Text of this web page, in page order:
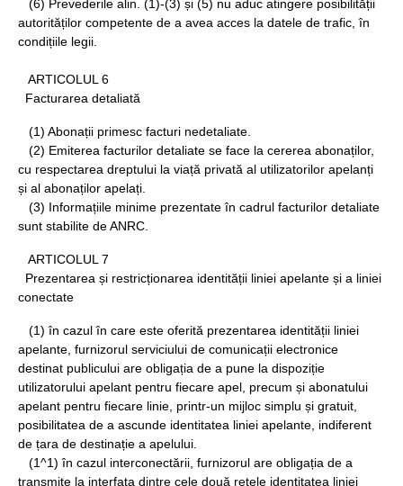
(6) Prevederile alin. (1)-(3) și (5) nu aduc atingere posibilității
autorităților competente de a avea acces la datele de trafic, în
condițiile legii.
ARTICOLUL 6
Facturarea detaliată
(1) Abonații primesc facturi nedetaliate.
(2) Emiterea facturilor detaliate se face la cererea abonaților,
cu respectarea dreptului la viață privată al utilizatorilor apelanți
și al abonaților apelați.
(3) Informațiile minime prezentate în cadrul facturilor detaliate
sunt stabilite de ANRC.
ARTICOLUL 7
Prezentarea și restricționarea identității liniei apelante și a liniei
conectate
(1) în cazul în care este oferită prezentarea identității liniei
apelante, furnizorul serviciului de comunicații electronice
destinat publicului are obligația de a pune la dispoziție
utilizatorului apelant pentru fiecare apel, precum și abonatului
apelant pentru fiecare linie, printr-un mijloc simplu și gratuit,
posibilitatea de a ascunde identitatea liniei apelante, indiferent
de țara de destinație a apelului.
(1^1) în cazul interconectării, furnizorul are obligația de a
transmite la interfața dintre cele două rețele identitatea liniei